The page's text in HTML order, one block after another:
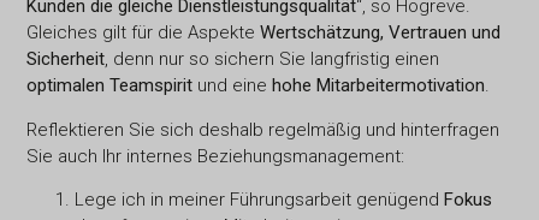
Kunden die gleiche Dienstleistungsqualität“, so Hogreve.
Gleiches gilt für die AspekteWertschätzung, Vertrauen und
Sicherheit, denn nur so sichern Sie langfristig einen
optimalen Teamspirit und eine hohe Mitarbeitermotivation.
Reflektieren Sie sich deshalb regelmäßig und hinterfragen
Sie auch Ihr internes Beziehungsmanagement:
Lege ich in meiner Führungsarbeit genügendFokus